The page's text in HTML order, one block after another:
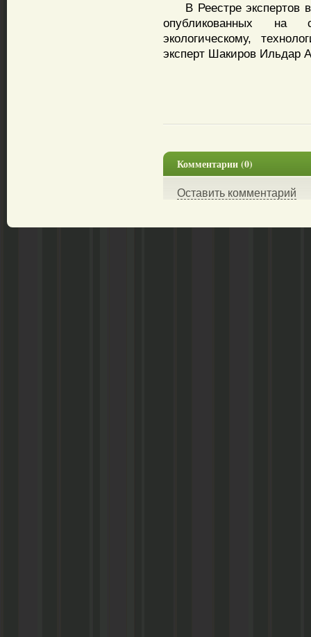
В Реестре экспертов в
опубликованных
экологическому,
эксперт Шакиров Ильдар
Комментарии (0)
Оставить комментарий